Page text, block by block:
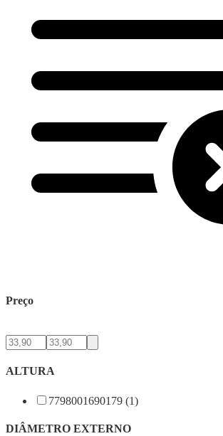
Preço
ALTURA
7798001690179 (1)
DIÂMETRO EXTERNO